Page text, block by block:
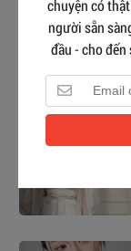
chuyện có
người sẵn
đầu - cho